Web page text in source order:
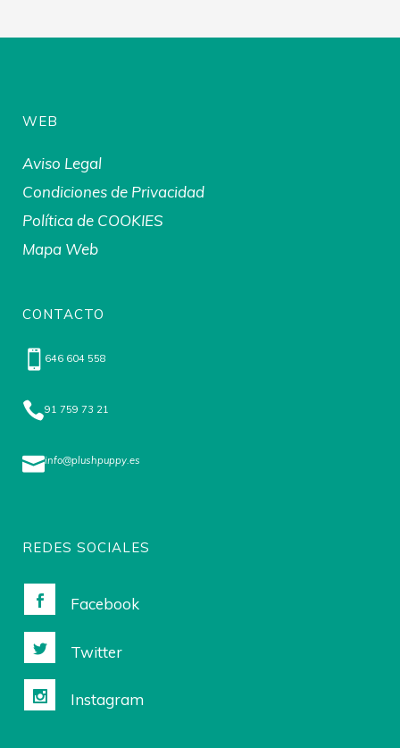
WEB
Aviso Legal
Condiciones de Privacidad
Política de COOKIES
Mapa Web
CONTACTO
646 604 558
91 759 73 21
info@plushpuppy.es
REDES SOCIALES
Facebook
Twitter
Instagram